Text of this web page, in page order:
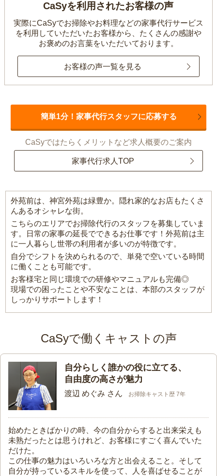
CaSyを利用されたお客様の声
実際にCaSyでお掃除やお料理などの家事代行サービス
を利用していただいたお客様から、 たくさんの感謝や
お褒めのお言葉をいただいております。
お客様の声一覧を見る
簡単1分！家事代行スタッフに応募する
CaSyではたらくメリットなど求人概要のご案内
家事代行求人TOP
外苑前は、神宮外苑は緑豊か。隠れ家的なお店もたくさ
んあるオシャレな街。
こちらのエリアでお掃除代行のスタッフを募集していま
す。日常の家事の延長でできるお仕事です！外苑前は主
に一人暮らし世帯の利用者が多いのが特徴です。
自分でシフトを決められるので、単発で空いている時間
に働くことも可能です。
お客様宅と同じ環境での研修やマニュアルも完備◎
現場での困ったことや不安なことは、本部のスタッフが
しっかりサポートします！
CaSyで働くキャストの声
自分らしく誰かの役に立てる、
自由度の高さが魅力
渡辺 めぐみ さん お掃除キャスト歴 7年
始めたときばかりの時、今の自分からすると出来栄えも
未熟だったとは思うけれど、お客様にすごく喜んでいた
だけた。
この仕事の魅力はいろいろな方と出会えること。そして
自分が持っているスキルを使って、人を喜ばせることが